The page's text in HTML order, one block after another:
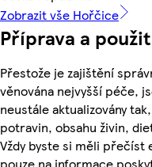
Zobrazit vše Hořčice
Příprava a
Přestože je zajištění
věnována nejvyšší péče,
neustále aktualizovány
potravin, obsahu živin,
Vždy byste si měli přečíst